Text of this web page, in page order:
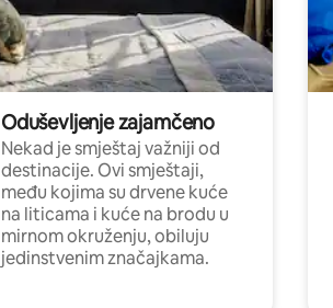
Oduševljenje zajamčeno
Nekad je smještaj važniji od
destinacije. Ovi smještaji,
među kojima su drvene kuće
na liticama i kuće na brodu u
mirnom okruženju, obiluju
jedinstvenim značajkama.